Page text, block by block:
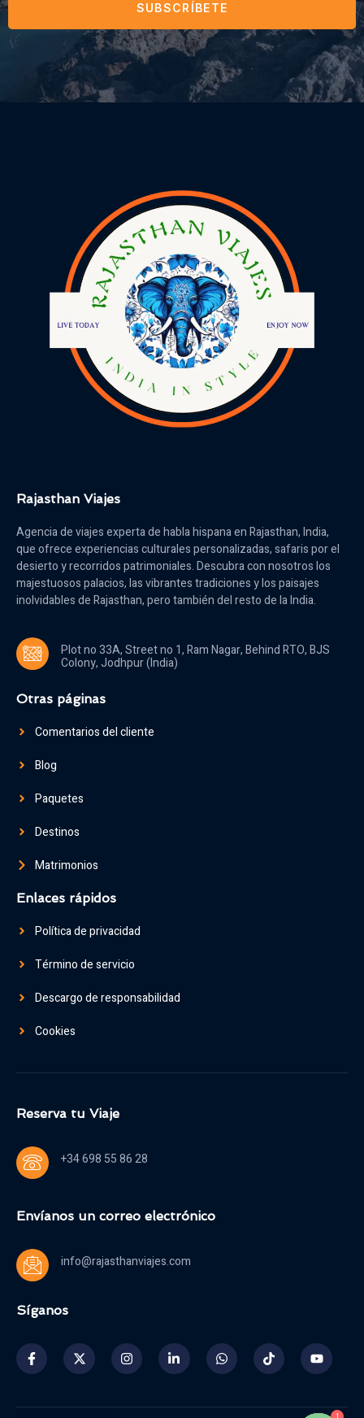
SUBSCRÍBETE
Rajasthan Viajes
Agencia de viajes experta de habla hispana en Rajasthan, India,
que ofrece experiencias culturales personalizadas, safaris por el
desierto y recorridos patrimoniales. Descubra con nosotros los
majestuosos palacios, las vibrantes tradiciones y los paisajes
inolvidables de Rajasthan, pero también del resto de la India.
Plot no 33A, Street no 1, Ram Nagar, Behind RTO, BJS
Colony, Jodhpur (India)
Otras páginas
Comentarios del cliente
Blog
Paquetes
Destinos
Matrimonios
Enlaces rápidos
Política de privacidad
Término de servicio
Descargo de responsabilidad
Cookies
Reserva tu Viaje
+34 698 55 86 28
Envíanos un correo electrónico
info@rajasthanviajes.com
Síganos
1